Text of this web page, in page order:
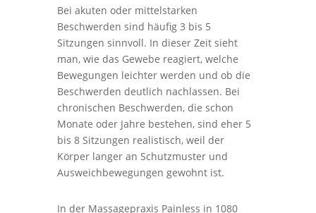
Bei akuten oder mittelstarken
Beschwerden sind häufig 3 bis 5
Sitzungen sinnvoll. In dieser Zeit sieht
man, wie das Gewebe reagiert, welche
Bewegungen leichter werden und ob die
Beschwerden deutlich nachlassen. Bei
chronischen Beschwerden, die schon
Monate oder Jahre bestehen, sind eher 5
bis 8 Sitzungen realistisch, weil der
Körper langer an Schutzmuster und
Ausweichbewegungen gewohnt ist.
In der Massagepraxis Painless in 1080